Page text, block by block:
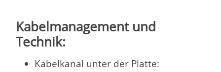
Kabelmanagement und
Technik:
Kabelkanal unter der Platte: